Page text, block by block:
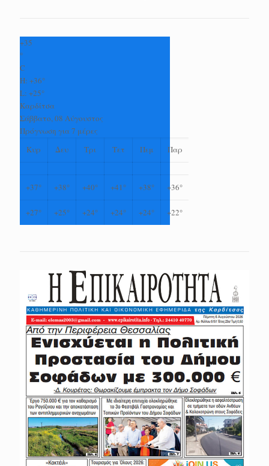
+35
°
C
H: +36°
L: +25°
Καρδίτσα
Σάββατο, 08 Αύγουστος
Πρόγνωση για 7 μέρες
Κυρ
Δευ Τρι Τετ Πεμ Παρ
+37° +38° +40° +41° +38° +36°
+27° +25° +24° +24° +24° +22°